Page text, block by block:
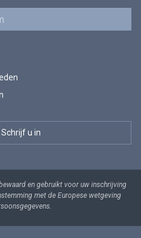
en gebruikt voor uw inschrijving
met de Europese wetgeving